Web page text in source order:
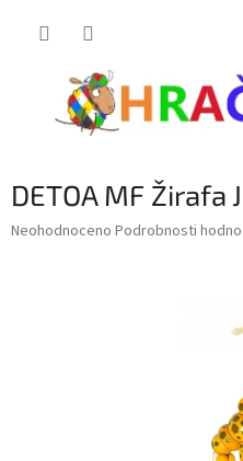
DETOA MF Žirafa
Průměrné
Neohodnoceno Podrobnosti